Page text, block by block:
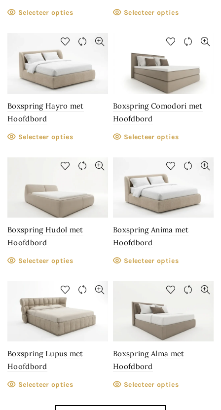
Selecteer opties Selecteer opties
Boxspring Hayro met
Hoofdbord
Selecteer opties
Boxspring Comodori met
Hoofdbord
Selecteer opties
Boxspring Hudol met
Hoofdbord
Selecteer opties
Boxspring Anima met
Hoofdbord
Selecteer opties
Boxspring Lupus met
Hoofdbord
Selecteer opties
Boxspring Alma met
Hoofdbord
Selecteer opties